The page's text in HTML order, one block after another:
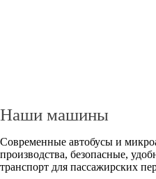
Наши машины
Современные автобусы и
производства, безопасные,
транспорт для пассажирских